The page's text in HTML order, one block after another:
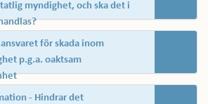
myndighet, och ska det i
för skada inom
p.g.a. oaktsam
- Hindrar det